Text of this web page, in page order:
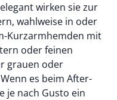
wirken sie zur
wahlweise in oder
Kurzarmhemden mit
oder feinen
grauen oder
es beim After-
je nach Gusto ein